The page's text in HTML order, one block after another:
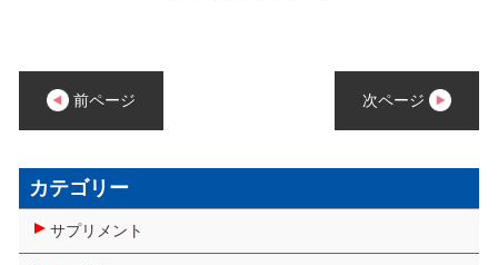
前ページ 次ページ
カテゴリー
サプリメント